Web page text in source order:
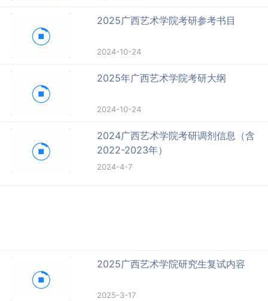
2025广西艺术学院考研参考书目
2024-10-24
2025年广西艺术学院考研大纲
2024-10-24
2024广西艺术学院考研调剂信息（含
2022-2023年）
2024-4-7
2025广西艺术学院研究生复试内容
2025-3-17